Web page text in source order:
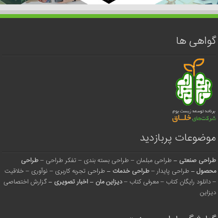
گواهی ها
موضوعات پربازدید
طراحی صنعتی – طراحی مبلمان – طراحی بسته بندی – تفکر طراحی –طراحی
محصول– طراحی پایدار–طراحی خدمات – طراحی تجربه کاربری – نوآوری –خلاقیت
–دانلود رایگان کتاب –معرفی کتاب –دیزاین مان –اخبار تصویری –گزارش اختصاصی
دیزاین